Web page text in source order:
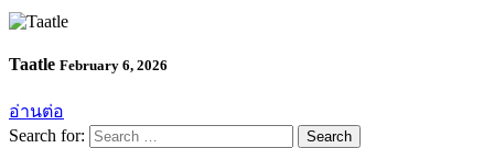
Taatle February 6, 2026
อ่านต่อ
Search for: